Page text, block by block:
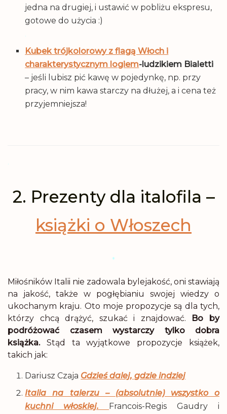
jedna na drugiej, i ustawić w pobliżu ekspresu,
gotowe do użycia :)
.
Kubek trójkolorowy z flagą Włoch i
charakterystycznym logiem-ludzikiem Bialetti
– jeśli lubisz pić kawę w pojedynkę, np. przy
pracy, w nim kawa starczy na dłużej, a i cena też
przyjemniejsza!
.
2. Prezenty dla italofila –
książki o Włoszech
.
Miłośników Italii nie zadowala bylejakość, oni stawiają
na jakość, także w pogłębianiu swojej wiedzy o
ukochanym kraju. Oto moje propozycje są dla tych,
którzy chcą drążyć, szukać i znajdować.
Bo by
podróżować czasem wystarczy tylko dobra
książka.Stąd ta wyjątkowe propozycje książek,
takich jak:
Dariusz Czaja Gdzieś dalej, gdzie indziej
Italia na talerzu – (absolutnie) wszystko o
kuchni włoskiej.
Francois-Regis Gaudry i